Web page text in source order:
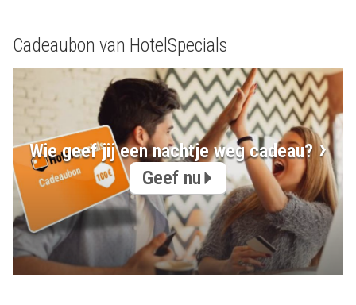
Cadeaubon van HotelSpecials
Wie geef jij een nachtje weg cadeau?
Geef nu